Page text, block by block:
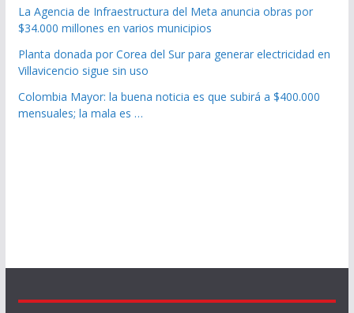
La Agencia de Infraestructura del Meta anuncia obras por
$34.000 millones en varios municipios
Planta donada por Corea del Sur para generar electricidad en
Villavicencio sigue sin uso
Colombia Mayor: la buena noticia es que subirá a $400.000
mensuales; la mala es …